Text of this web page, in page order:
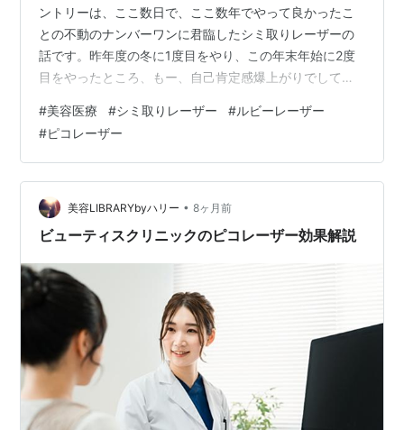
ントリーは、ここ数日で、ここ数年でやって良かったこ
との不動のナンバーワンに君臨したシミ取りレーザーの
話です。昨年度の冬に1度目をやり、この年末年始に2度
目をやったところ、もー、自己肯定感爆上がりでして。
せが手に入るだなんて、この世の中は捨てたもんじゃな
い。脱毛もかなりやって良かったけれどそれ以上かもし
れない。やっと俺の人生がスタートかもしんない。気に
していたシミがおおむねなくなって、そのくらいに私は
嬉しい。猛烈に。 シミがなくなったって言ったって、え
え、「おおむね」なんですよ。ぜんぜん全部じ…
#美容医療 #シミ取りレーザー #ルビーレーザー
#ピコレーザー
美容LIBRARYbyハリー • 8ヶ月前
ビューティスクリニックのピコレーザー効果解説